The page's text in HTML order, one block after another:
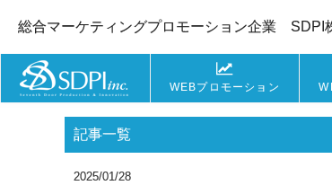
総合マーケティングプロモーション企業 SDPI
WEBプロモーション
記事一覧
2025/01/28